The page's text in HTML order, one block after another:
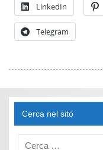
LinkedIn
Telegram
Cerca nel sito